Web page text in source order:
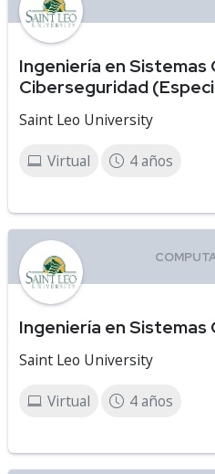
Ingeniería en
Ciberseguridad
Saint Leo University
Virtual 4 años
Ingeniería en
Saint Leo University
Virtual 4 años